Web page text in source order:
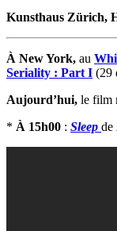
Kunsthaus Zürich,
À New York, au
Seriality : Part I (29
Aujourd’hui, le film
* À 15h00 : Sleep de